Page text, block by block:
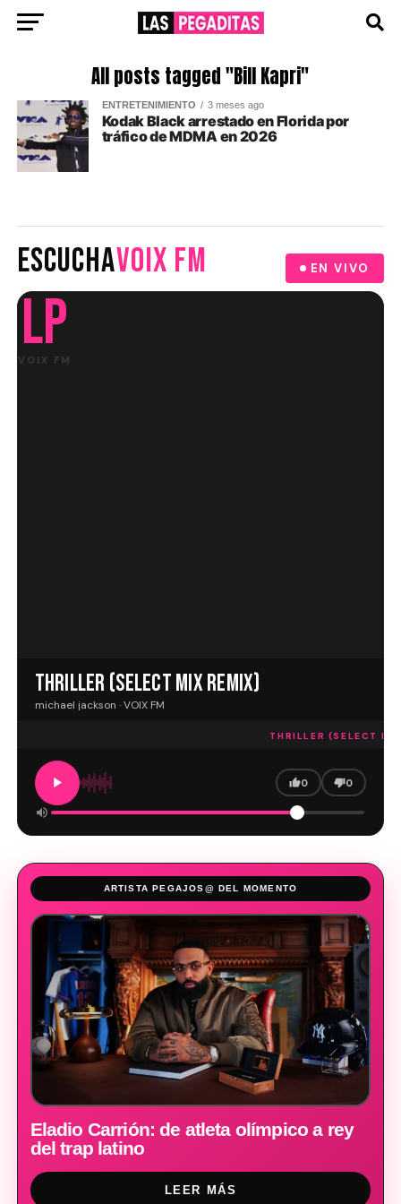
All posts tagged "Bill Kapri"
ENTRETENIMIENTO 3 meses ago
Kodak Black arrestado en Florida por
tráfico de MDMA en 2026
ESCUCHAVOIX FM EN VIVO
LP
VOIX FM
THRILLER (SELECT MIX REMIX)
michael jackson · VOIX FM
THRILLER (SELECT
0 0
ARTISTA PEGAJOS@ DEL MOMENTO
Eladio Carrión: de atleta olímpico a rey
del trap latino
LEER MÁS